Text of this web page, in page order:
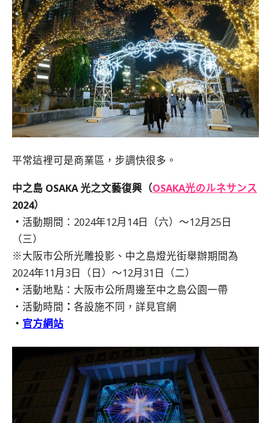
平常這裡可是商業區，步調快很多。
中之島 OSAKA 光之文藝復興（OSAKA光のルネサンス
2024）
・ 活動期間：2024年12月14日（六）～12月25日
（三）
※大阪市公所光雕投影、中之島燈光街舉辦期間為
2024年11月3日（日）～12月31日（二）
・ 活動地點：大阪市公所周邊至中之島公園一帶
・活動時間 ： 各設施不同，詳見官網
・ 官方網站